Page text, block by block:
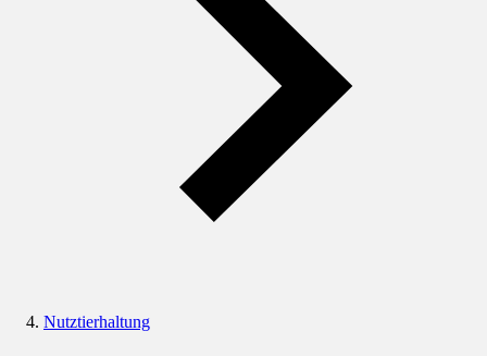
Nutztierhaltung